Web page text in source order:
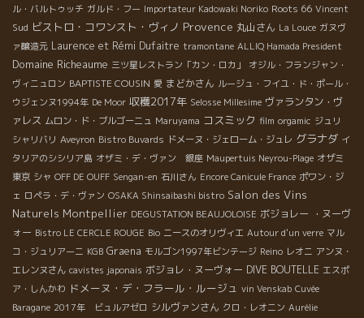
ル・バルトゥッチ ガルド・フー Importateur Kadowaki Noriko Roots 66 Vincent
Sud ビストロ・コワンスト・ヴィノ Provence 丸山さん La Louce ガヌヴ
ァ醸造元 Laurence et Rémi Dufaitre tramontane ALLIQ Hamada President
Domaine Richeaume 三ツ星レストラン「カン・ロカ」
オジル・フランジャン・
ヴィニュロン BAPTISTE COUSIN 愛 まどかさん ルージュ・フイユ・ド・ポール・
ウジェンヌ1994年 De Moor 収穫2017年 Selosse Millesime ヴァランタン・ヴ
ァレス ムロン・ド・ブルゴーニュ Maruyama コスミック film orgamic ジュリ
シャリバリ Aveyron Bistro Buvards ドメーヌ・ジェローム・ジュレ グラナダ イ
タリアのシシリア島 オザミ・デ・ヴァン 銀座 Maupertuis Neyrou-Plage オザミ
東京 シャ OFF DE OUFF Sengan-en 石川さん Encore Canicule France ポワン・ジ
ェ ロペラ・デ・ヴァン OSAKA Shinsaibashi bistro Salon des Vins
Naturels Montpellier DEGUSTATION BEAUJOLOISE ボジョレー ・ヌーヴ
ォー Bistro LE CERCLE ROUGE Bio ニースのオリヴィエ Autour d'un verre マル
コ・ジュリアーニ KGB Graena モルゴン1997年ビンテージ Reino レオニ アンヌ・
エレンヌさん cavistes japonais ボジョレ・ヌーヴォー DIVE BOUTELLE エスポ
ア・しんかわ ドメーヌ・デ・フラール・ルージュ vin Venskab Cuvée
Baragane 2017年 ビュルアゼロ シルヴァンさん クロ・レオニン Aurélie